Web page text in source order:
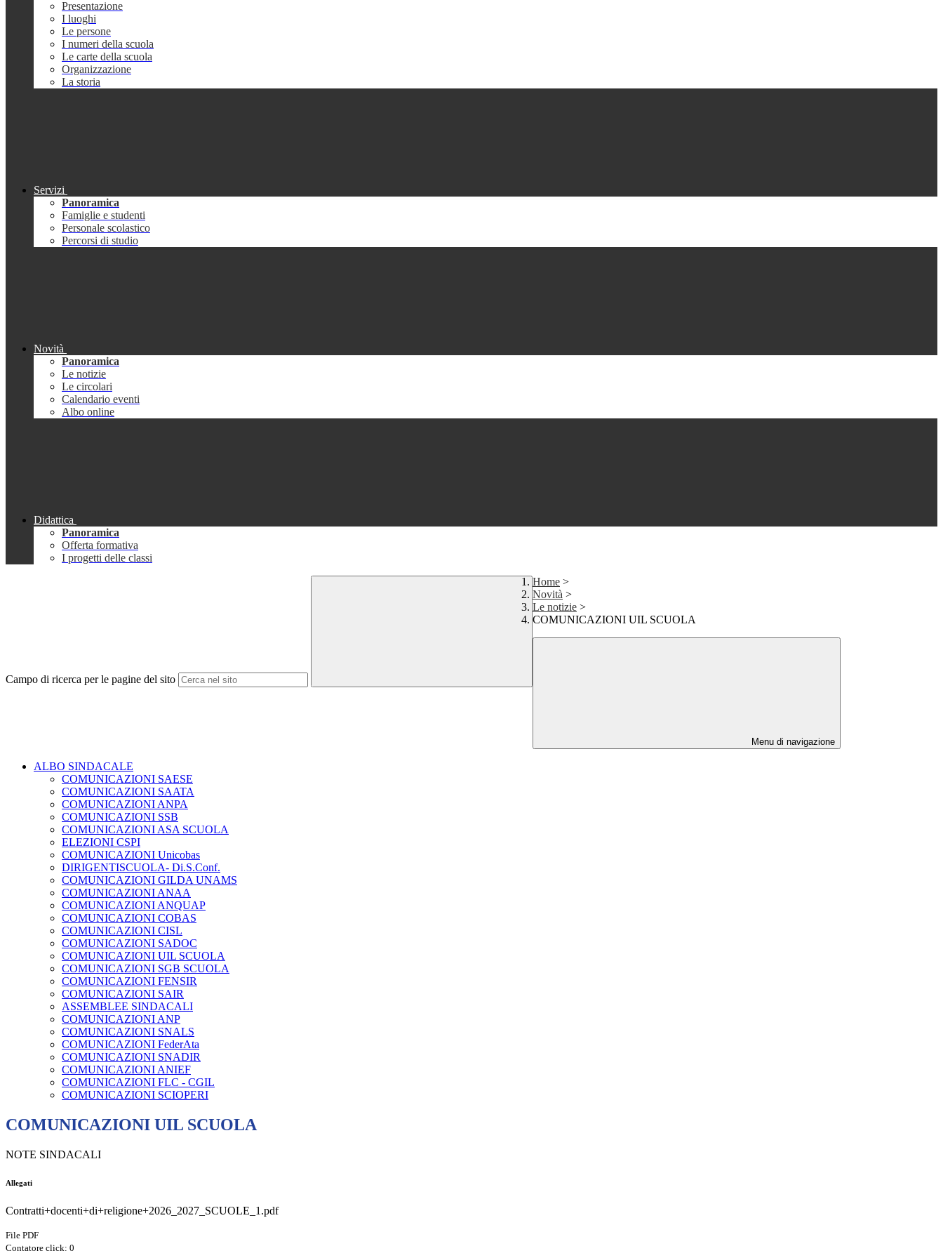
Presentazione
I luoghi
Le persone
I numeri della scuola
Le carte della scuola
Organizzazione
La storia
Servizi
Panoramica
Famiglie e studenti
Personale scolastico
Percorsi di studio
Novità
Panoramica
Le notizie
Le circolari
Calendario eventi
Albo online
Didattica
Panoramica
Offerta formativa
I progetti delle classi
Campo di ricerca per le pagine del sito
Home >
Novità >
Le notizie >
COMUNICAZIONI UIL SCUOLA
Menu di navigazione
ALBO SINDACALE
COMUNICAZIONI SAESE
COMUNICAZIONI SAATA
COMUNICAZIONI ANPA
COMUNICAZIONI SSB
COMUNICAZIONI ASA SCUOLA
ELEZIONI CSPI
COMUNICAZIONI Unicobas
DIRIGENTISCUOLA- Di.S.Conf.
COMUNICAZIONI GILDA UNAMS
COMUNICAZIONI ANAA
COMUNICAZIONI ANQUAP
COMUNICAZIONI COBAS
COMUNICAZIONI CISL
COMUNICAZIONI SADOC
COMUNICAZIONI UIL SCUOLA
COMUNICAZIONI SGB SCUOLA
COMUNICAZIONI FENSIR
COMUNICAZIONI SAIR
ASSEMBLEE SINDACALI
COMUNICAZIONI ANP
COMUNICAZIONI SNALS
COMUNICAZIONI FederAta
COMUNICAZIONI SNADIR
COMUNICAZIONI ANIEF
COMUNICAZIONI FLC - CGIL
COMUNICAZIONI SCIOPERI
COMUNICAZIONI UIL SCUOLA
NOTE SINDACALI
Allegati
Contratti+docenti+di+religione+2026_2027_SCUOLE_1.pdf
File PDF
Contatore click: 0